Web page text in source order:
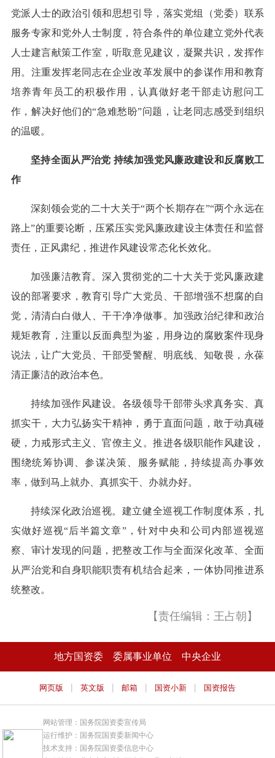
党派人士的政治引领和思想引导，落实党组（党委）联系
服务专家和党外人士制度，符合条件的单位建立党外代表
人士建言献策工作室，听取意见建议，凝聚共识，发挥作
用。注重发挥老同志在企业改革发展中的参谋作用和教育
培养青年员工的积极作用，认真做好老干部走访慰问工
作，解决好他们的“急难愁盼”问题，让老同志感受到组织
的温暖。
坚持全面从严治党 持续加强党风廉政建设和反腐败工
作
深刻领会党的二十大关于“两个长期存在”“两个永远在
路上”的重要论断，压紧压实党风廉政建设主体责任和监督
责任，正风肃纪，推进作风建设常态化长效化。
加强廉洁教育。深入贯彻党的二十大关于党风廉政建
设的部署要求，教育引导广大党员、干部增强不想腐的自
觉，清清白白做人、干干净净做事。加强政治纪律和政治
规矩教育，注重以反面典型为鉴，用身边的腐败案件现身
说法，让广大党员、干部受警醒、明底线、知敬畏，永葆
清正廉洁的政治本色。
持续加强作风建设。各级领导干部带头求真务实、真
抓实干，大力弘扬实干精神，勇于直面问题，敢于动真碰
硬，力戒形式主义、官僚主义。推进各级职能作风建设，
围绕统筹协调、参谋决策、服务赋能，持续提高办事效
率，做到马上就办、真抓实干、办就办好。
持续深化政治巡视。建立健全巡视工作制度体系，扎
实做好巡视“后半篇文章”，针对中央和公司内部巡视巡
察、审计发现的问题，把整改工作与全面深化改革、全面
从严治党和自身职能职责有机结合起来，一体协同推进系
统整改。
【责任编辑：王占朝】
地方国资委 委属事业单位 中央企业
网页版 | 英文版 | 邮箱 | 国资小新 | 国资报告
网站管理：国务院国资委宣传局
运行维护：国务院国资委新闻中心
技术支持：国务院国资委信息中心